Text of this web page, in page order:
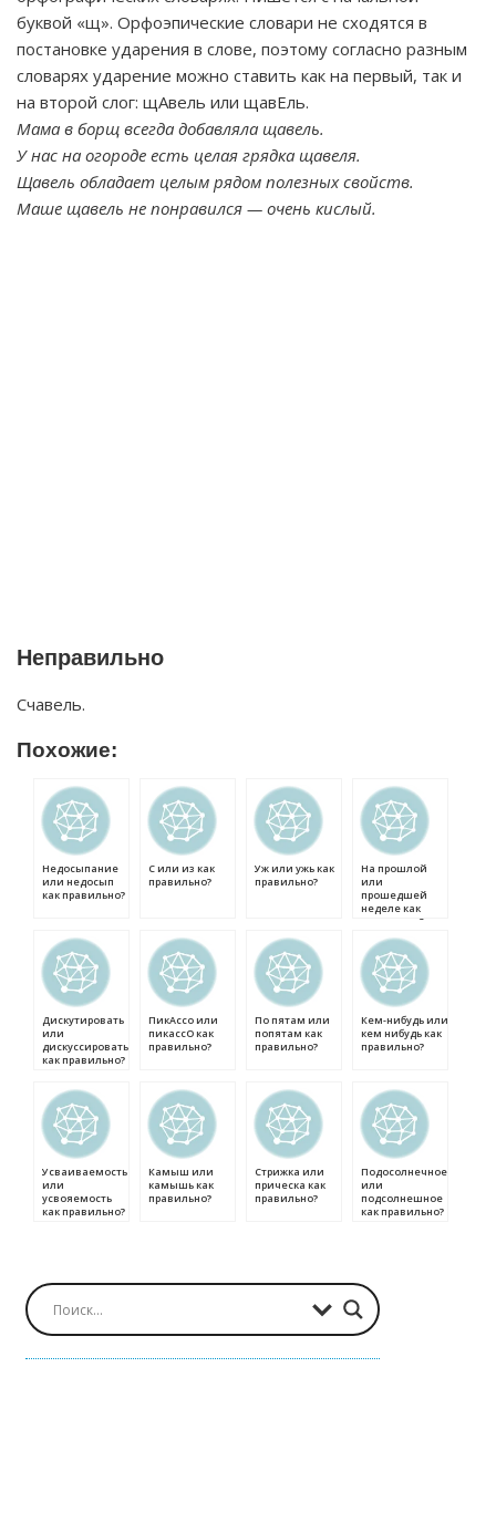
буквой «щ». Орфоэпические словари не сходятся в
постановке ударения в слове, поэтому согласно разным
словарях ударение можно ставить как на первый, так и
на второй слог: щАвель или щавЕль.
Мама в борщ всегда добавляла щавель.
У нас на огороде есть целая грядка щавеля.
Щавель обладает целым рядом полезных свойств.
Маше щавель не понравился — очень кислый.
Неправильно
Счавель.
Похожие:
Недосыпание
или недосып
как правильно?
С или из как
правильно?
Уж или ужь как
правильно?
На прошлой
или
прошедшей
неделе как
правильно?
Дискутировать
или
дискуссировать
как правильно?
ПикАссо или
пикассО как
правильно?
По пятам или
попятам как
правильно?
Кем-нибудь или
кем нибудь как
правильно?
Усваиваемость
или
усвояемость
как правильно?
Камыш или
камышь как
правильно?
Стрижка или
прическа как
правильно?
Подосолнечное
или
подсолнешное
как правильно?